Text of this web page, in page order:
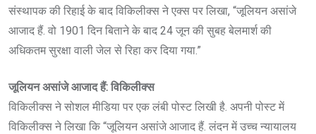
संस्थापक की रिहाई के बाद विकिलीक्स ने एक्स पर लिखा, “जूलियन असांजे
आजाद हैं. वो 1901 दिन बिताने के बाद 24 जून की सुबह बेलमार्श की
अधिकतम सुरक्षा वाली जेल से रिहा कर दिया गया.”
जूलियन असांजे आजाद हैं: विकिलीक्स
विकिलीक्स ने सोशल मीडिया पर एक लंबी पोस्ट लिखी है. अपनी पोस्ट में
विकिलीक्स ने लिखा कि “जूलियन असांजे आजाद हैं. लंदन में उच्च न्यायालय